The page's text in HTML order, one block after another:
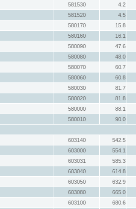
581530
4.2
581520
4.5
580170
15.8
580160
16.1
580090
47.6
580080
48.0
580070
60.7
580060
60.8
580030
81.7
580020
81.8
580000
88.1
580010
90.0
603140
542.5
603000
554.1
603031
585.3
603040
614.8
603050
632.9
603080
665.0
603100
680.6